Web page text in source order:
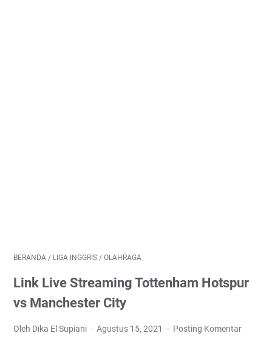
BERANDA / LIGA INGGRIS / OLAHRAGA
Link Live Streaming Tottenham Hotspur
vs Manchester City
Oleh Dika El Supiani Agustus 15, 2021 Posting Komentar